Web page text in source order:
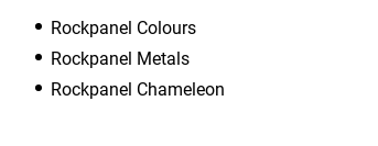
Rockpanel Colours
Rockpanel Metals
Rockpanel Chameleon